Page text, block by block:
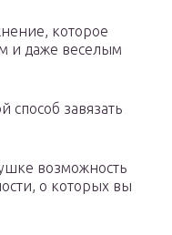
которое
и даже веселым
завязать
возможность
о которых вы